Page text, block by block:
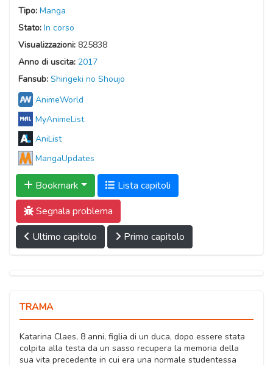
Tipo: Manga
Stato: In corso
Visualizzazioni: 825838
Anno di uscita: 2017
Fansub: Shingeki no Shoujo
AnimeWorld
MyAnimeList
AniList
MangaUpdates
Bookmark
Lista capitoli
Segnala problema
Ultimo capitolo
Primo capitolo
TRAMA
Katarina Claes, 8 anni, figlia di un duca, dopo essere stata
colpita alla testa da un sasso recupera la memoria della
sua vita precedente in cui era una normale studentessa